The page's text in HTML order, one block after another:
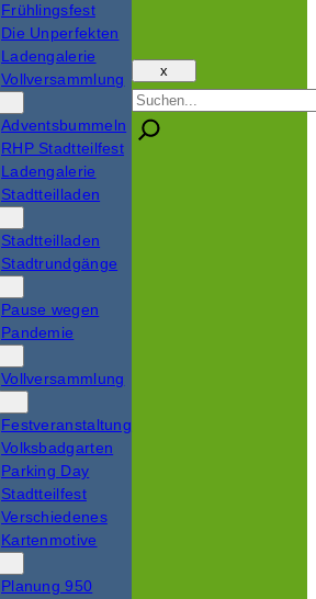
Frühlingsfest
Die Unperfekten
Ladengalerie
Vollversammlung
Adventsbummeln
RHP Stadtteilfest
Ladengalerie
Stadtteilladen
Stadtteilladen
Stadtrundgänge
Pause wegen
Pandemie
Vollversammlung
Festveranstaltung
Volksbadgarten
Parking Day
Stadtteilfest
Verschiedenes
Kartenmotive
Planung 950
x
Suchen